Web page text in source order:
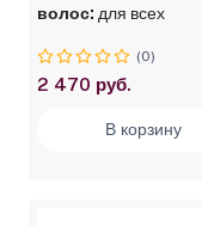
волос: для всех
(0)
2 470 руб.
В корзину